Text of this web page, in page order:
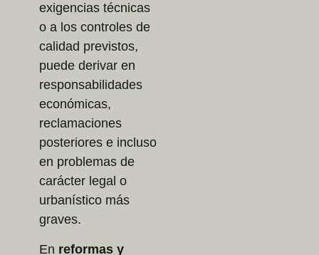
exigencias técnicas
o a los controles de
calidad previstos,
puede derivar en
responsabilidades
económicas,
reclamaciones
posteriores e incluso
en problemas de
carácter legal o
urbanístico más
graves.
En reformas y